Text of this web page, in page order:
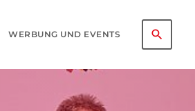
WERBUNG UND EVENTS search